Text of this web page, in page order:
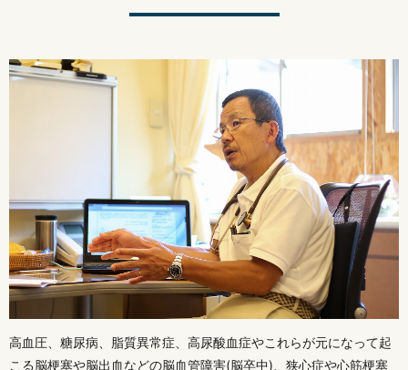
高血圧、糖尿病、脂質異常症、高尿酸血症やこれらが元になって起
こる脳梗塞や脳出血などの脳血管障害(脳卒中)、狭心症や心筋梗塞